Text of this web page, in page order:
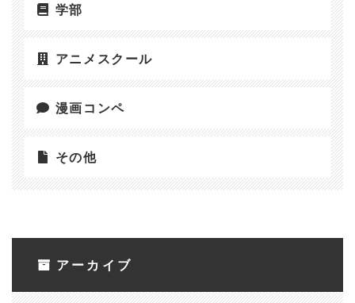
学部
アニメスクール
漫画コンペ
その他
アーカイブ